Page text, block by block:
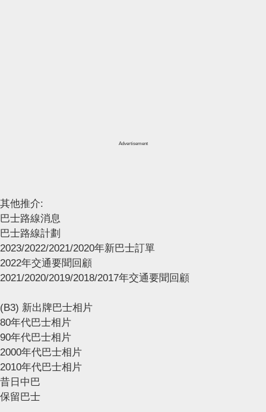
Advertisement
其他推介:
巴士路線消息
巴士路線計劃
2023/2022/2021/2020年新巴士訂單
2022年交通要聞回顧
2021/2020/2019/2018/2017年交通要聞回顧
(B3) 新出牌巴士相片
80年代巴士相片
90年代巴士相片
2000年代巴士相片
2010年代巴士相片
昔日中巴
保留巴士